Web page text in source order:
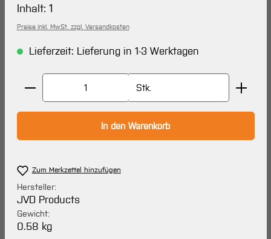
Inhalt: 1
Preise inkl. MwSt. zzgl. Versandkosten
Lieferzeit: Lieferung in 1-3 Werktagen
Produkt Anzahl: Gib den gewünschten Wert ein
Stk.
In den Warenkorb
Zum Merkzettel hinzufügen
Hersteller:
JVD Products
Gewicht:
0.58 kg